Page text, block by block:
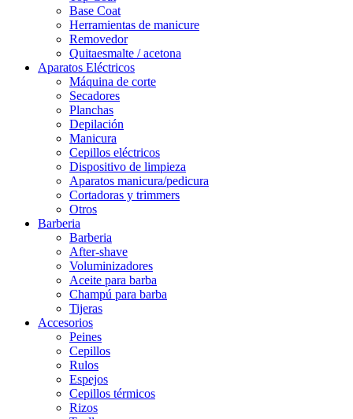
Base Coat
Herramientas de manicure
Removedor
Quitaesmalte / acetona
Aparatos Eléctricos
Máquina de corte
Secadores
Planchas
Depilación
Manicura
Cepillos eléctricos
Dispositivo de limpieza
Aparatos manicura/pedicura
Cortadoras y trimmers
Otros
Barberia
Barberia
After-shave
Voluminizadores
Aceite para barba
Champú para barba
Tijeras
Accesorios
Peines
Cepillos
Rulos
Espejos
Cepillos térmicos
Rizos